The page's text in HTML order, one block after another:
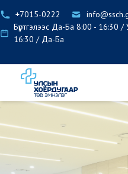
+7015-0222
Бүртгэлээс Да-Ба 8:00 - 16:30 /
16:30 / Да-Ба